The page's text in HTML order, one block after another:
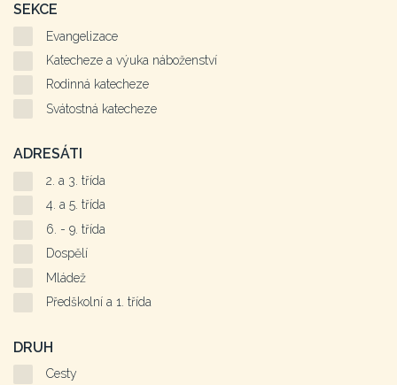
SEKCE
Evangelizace
Katecheze a výuka náboženství
Rodinná katecheze
Svátostná katecheze
ADRESÁTI
2. a 3. třída
4. a 5. třída
6. - 9. třída
Dospělí
Mládež
Předškolní a 1. třída
DRUH
Cesty